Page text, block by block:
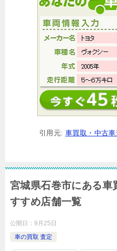
引用元: 車買取・中古
宮城県石巻市にある車
すすめ店舗一覧
公開日： 9月25日
車の買取 査定